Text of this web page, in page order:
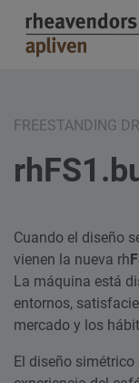
Jump directly to main
Jump directly to
FREESTANDING
Cuando el diseño
vienen la nueva rh
La máquina está
entornos,
mercado y los
El diseño